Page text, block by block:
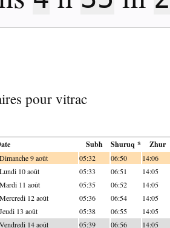
pour vitrac
Subh Shuruq * Zhur
Dimanche 9 août 05:32 06:50 14:06
Lundi 10 août 05:33 06:51 14:05
Mardi 11 août 05:35 06:52 14:05
Mercredi 12 août 05:36 06:54 14:05
Jeudi 13 août 05:38 06:55 14:05
Vendredi 14 août 05:39 06:56 14:05